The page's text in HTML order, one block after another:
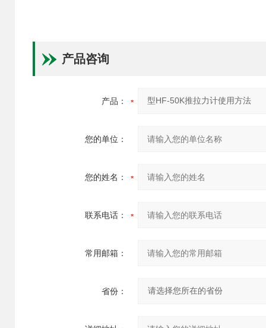
产品咨询
产品：
您的单位：
您的姓名：
联系电话：
常用邮箱：
省份：